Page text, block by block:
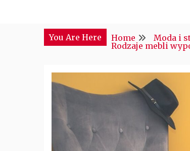
CTM POLONIA
You Are Here
Home
Moda i
Rodzaje mebli